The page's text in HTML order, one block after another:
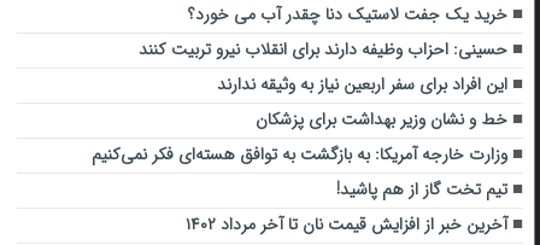
خرید یک جفت لاستیک دنا چقدر آب می خورد؟
حسینی: احزاب وظیفه دارند برای انقلاب نیرو تربیت کنند
این افراد برای سفر اربعین نیاز به وثیقه ندارند
خط و نشان وزیر بهداشت برای پزشکان
وزارت خارجه آمریکا: به بازگشت به توافق هسته‌ای فکر نمی‌کنیم
تیم تخت گاز از هم پاشید!
آخرین خبر از افزایش قیمت نان تا آخر مرداد ۱۴۰۲